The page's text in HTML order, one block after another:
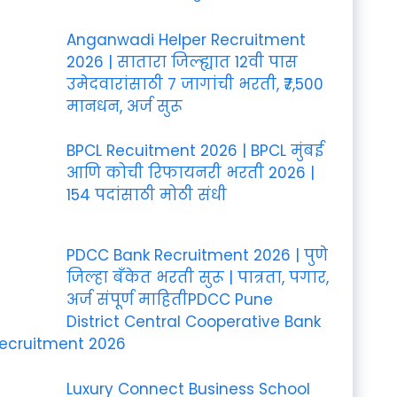
Anganwadi Helper Recruitment
2026 | सातारा जिल्ह्यात 12वी पास
उमेदवारांसाठी 7 जागांची भरती, ₹7,500
मानधन, अर्ज सुरू
BPCL Recuitment 2026 | BPCL मुंबई
आणि कोची रिफायनरी भरती 2026 |
154 पदांसाठी मोठी संधी
PDCC Bank Recruitment 2026 | पुणे
जिल्हा बँकेत भरती सुरू | पात्रता, पगार,
अर्ज संपूर्ण माहितीPDCC Pune
District Central Cooperative Bank
2026
Luxury Connect Business School